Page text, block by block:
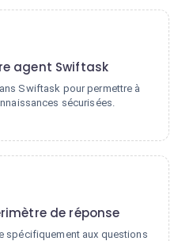
agent Swiftask
Swiftask pour permettre à
sécurisées.
de réponse
spécifiquement aux questions